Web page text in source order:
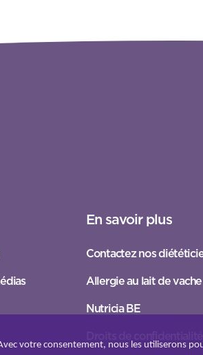
En savoir plus
Contactez nos
Allergie au lait de vache
Nutricia BE
votre consentement, nous les utiliserons